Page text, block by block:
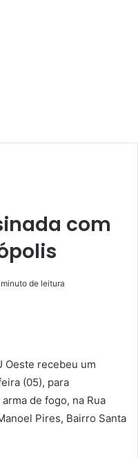
com
de leitura
Oeste recebeu um
(05), para
de fogo, na Rua
Pires, Bairro Santa